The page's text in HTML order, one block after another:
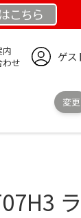
こちら
内
わせ
ゲス
変更